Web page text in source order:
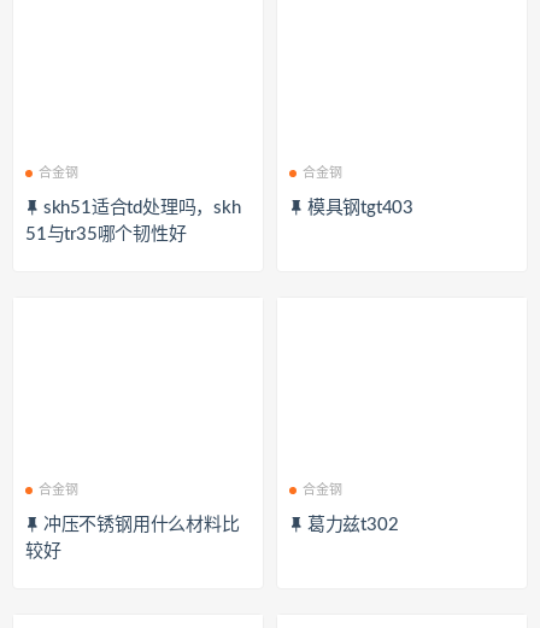
合金钢
skh51适合td处理吗，skh
51与tr35哪个韧性好
合金钢
模具钢tgt403
合金钢
冲压不锈钢用什么材料比
较好
合金钢
葛力兹t302